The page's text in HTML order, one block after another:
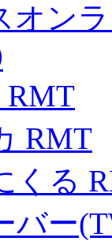
オン
RMT
RMT
くる
バー